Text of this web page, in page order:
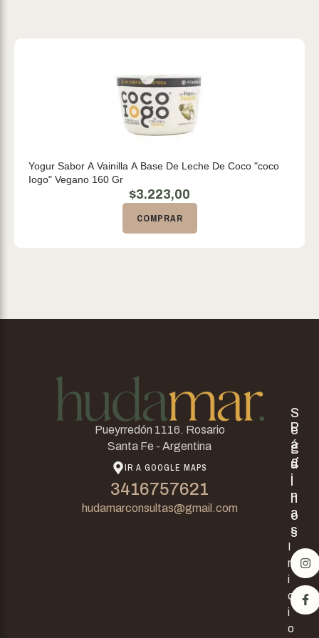
Yogur Sabor A Vainilla A Base De Leche De Coco "coco
Iogo" Vegano 160 Gr
$3.223,00
COMPRAR
Pueyrredón 1116. Rosario
Santa Fe - Argentina
IR A GOOGLE MAPS
3416757621
hudamarconsultas@gmail.com
P
á
g
i
n
a
s
I
n
i
c
i
o
S
e
g
u
n
o
s